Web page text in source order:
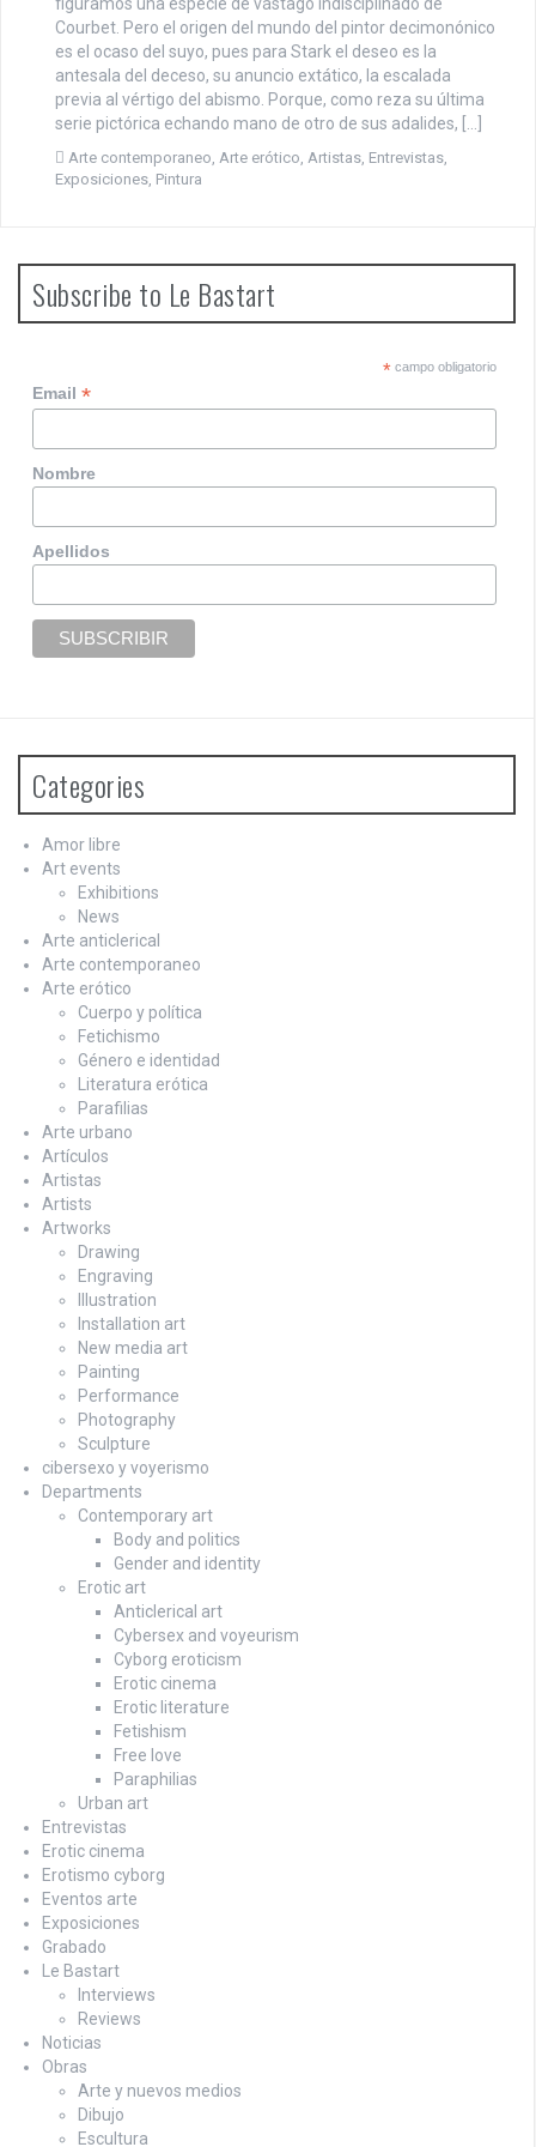
Courbet. Pero el origen del mundo del pintor decimonónico
es el ocaso del suyo, pues para Stark el deseo es la
antesala del deceso, su anuncio extático, la escalada
previa al vértigo del abismo. Porque, como reza su última
serie pictórica echando mano de otro de sus adalides, […]
Arte contemporaneo Arte erótico Artistas Entrevistas
Exposiciones Pintura
Subscribe to Le Bastart
*campo obligatorio
Email*
Nombre
Apellidos
Categories
Amor libre
Art events
Exhibitions
News
Arte anticlerical
Arte contemporaneo
Arte erótico
Cuerpo y política
Fetichismo
Género e identidad
Literatura erótica
Parafilias
Arte urbano
Artículos
Artistas
Artists
Artworks
Drawing
Engraving
Illustration
Installation art
New media art
Painting
Performance
Photography
Sculpture
cibersexo y voyerismo
Departments
Contemporary art
Body and politics
Gender and identity
Erotic art
Anticlerical art
Cybersex and voyeurism
Cyborg eroticism
Erotic cinema
Erotic literature
Fetishism
Free love
Paraphilias
Urban art
Entrevistas
Erotic cinema
Erotismo cyborg
Eventos arte
Exposiciones
Grabado
Le Bastart
Interviews
Reviews
Noticias
Obras
Arte y nuevos medios
Dibujo
Escultura